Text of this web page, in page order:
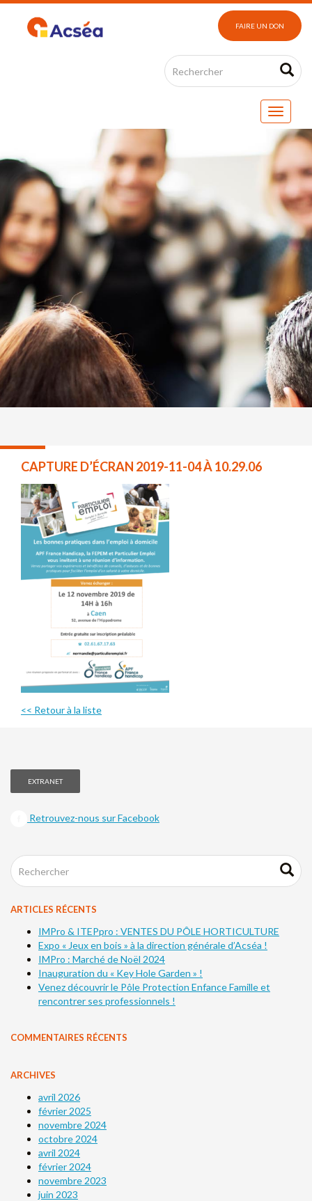
FAIRE UN DON
CAPTURE D’ÉCRAN 2019-11-04 À 10.29.06
<< Retour à la liste
EXTRANET
Retrouvez-nous sur Facebook
ARTICLES RÉCENTS
IMPro & ITEPpro : VENTES DU PÔLE HORTICULTURE
Expo « Jeux en bois » à la direction générale d’Acséa !
IMPro : Marché de Noël 2024
Inauguration du « Key Hole Garden » !
Venez découvrir le Pôle Protection Enfance Famille et
rencontrer ses professionnels !
COMMENTAIRES RÉCENTS
ARCHIVES
avril 2026
février 2025
novembre 2024
octobre 2024
avril 2024
février 2024
novembre 2023
juin 2023